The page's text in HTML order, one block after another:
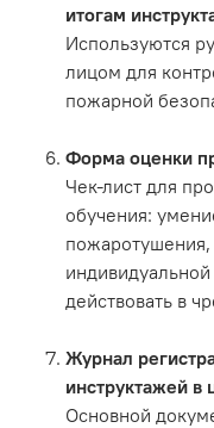
итогам
Используются
лицом для
пожарной
Форма оценки
Чек-лист для
обучения:
пожаротушения,
действовать в
Журнал
инструктажей в
Основной